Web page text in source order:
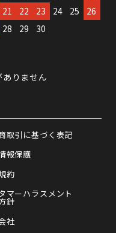
21 22 23 24 25
26
28 29 30
りません
取引に基づく表記
報保護
約
マーハラスメント
針
社